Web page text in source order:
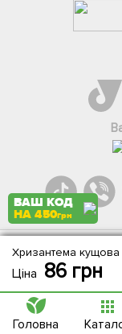
Ціна 86грн
ВАШ КОД
НА 450грн
Головна